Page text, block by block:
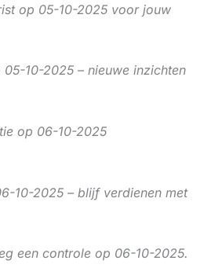
op 05-10-2025 voor jouw
10-2025 – nieuwe inzichten
op 06-10-2025
10-2025 – blijf verdienen met
een controle op 06-10-2025.